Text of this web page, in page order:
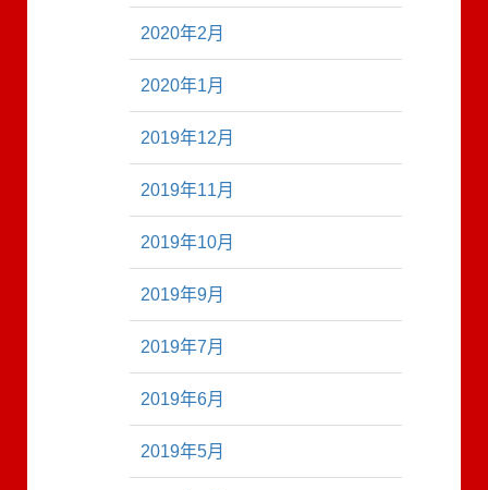
2020年2月
2020年1月
2019年12月
2019年11月
2019年10月
2019年9月
2019年7月
2019年6月
2019年5月